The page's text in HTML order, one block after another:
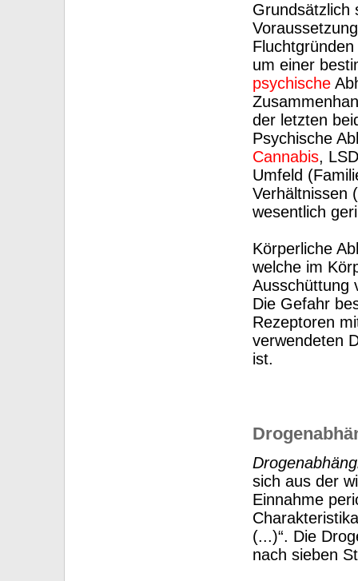
Grundsätzlich
um einer
psychische
der letzten
Psychische
Cannabis,
Umfeld
Verhältnissen
wesentlich
Körperliche
welche im
Ausschüttung
Die Gefahr
Rezeptoren
verwendeten
ist.
sich aus der
Einnahme
(...)“. Die
nach sieben